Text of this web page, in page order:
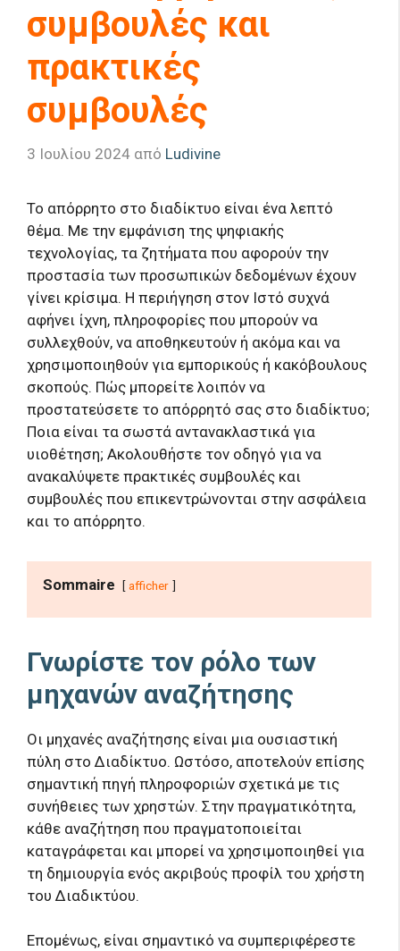
συμβουλές και
πρακτικές
συμβουλές
3 Ιουλίου 2024 από Ludivine
Το απόρρητο στο διαδίκτυο είναι ένα λεπτό
θέμα. Με την εμφάνιση της ψηφιακής
τεχνολογίας, τα ζητήματα που αφορούν την
προστασία των προσωπικών δεδομένων έχουν
γίνει κρίσιμα. Η περιήγηση στον Ιστό συχνά
αφήνει ίχνη, πληροφορίες που μπορούν να
συλλεχθούν, να αποθηκευτούν ή ακόμα και να
χρησιμοποιηθούν για εμπορικούς ή κακόβουλους
σκοπούς. Πώς μπορείτε λοιπόν να
προστατεύσετε το απόρρητό σας στο διαδίκτυο;
Ποια είναι τα σωστά αντανακλαστικά για
υιοθέτηση; Ακολουθήστε τον οδηγό για να
ανακαλύψετε πρακτικές συμβουλές και
συμβουλές που επικεντρώνονται στην ασφάλεια
και το απόρρητο.
Sommaire afficher
Γνωρίστε τον ρόλο των
μηχανών αναζήτησης
Οι μηχανές αναζήτησης είναι μια ουσιαστική
πύλη στο Διαδίκτυο. Ωστόσο, αποτελούν επίσης
σημαντική πηγή πληροφοριών σχετικά με τις
συνήθειες των χρηστών. Στην πραγματικότητα,
κάθε αναζήτηση που πραγματοποιείται
καταγράφεται και μπορεί να χρησιμοποιηθεί για
τη δημιουργία ενός ακριβούς προφίλ του χρήστη
του Διαδικτύου.
Επομένως, είναι σημαντικό να συμπεριφέρεστε